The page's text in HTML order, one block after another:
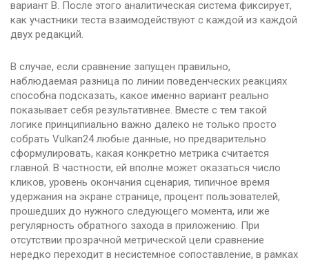
вариант B. После этого аналитическая система фиксирует,
как участники теста взаимодействуют с каждой из каждой
двух редакций.
В случае, если сравнение запущен правильно,
наблюдаемая разница по линии поведенческих реакциях
способна подсказать, какое именно вариант реально
показывает себя результативнее. Вместе с тем такой
логике принципиально важно далеко не только просто
собрать Vulkan24 любые данные, но предварительно
сформулировать, какая конкретно метрика считается
главной. В частности, ей вполне может оказаться число
кликов, уровень окончания сценария, типичное время
удержания на экране странице, процент пользователей,
прошедших до нужного следующего момента, или же
регулярность обратного захода в приложению. При
отсутствии прозрачной метрической цели сравнение
нередко переходит в несистемное сопоставление, в рамках